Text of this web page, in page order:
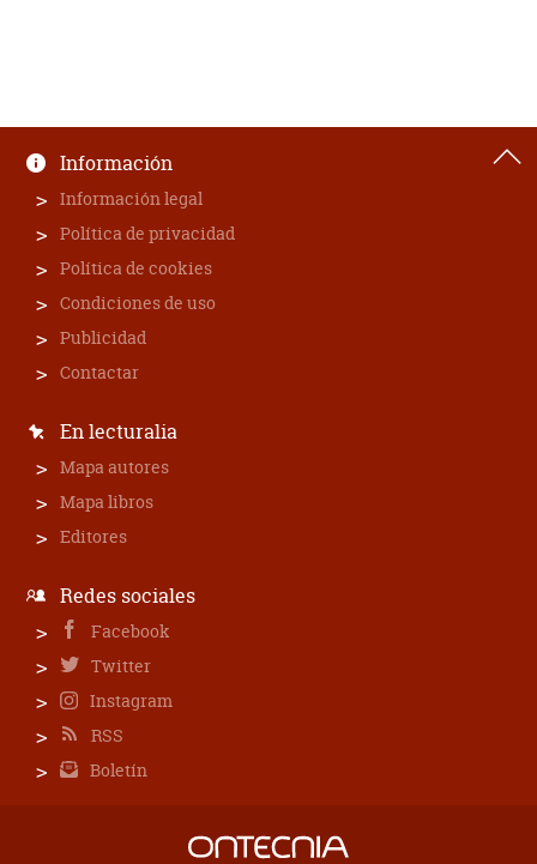
Información
Información legal
Política de privacidad
Política de cookies
Condiciones de uso
Publicidad
Contactar
En lecturalia
Mapa autores
Mapa libros
Editores
Redes sociales
Facebook
Twitter
Instagram
RSS
Boletín